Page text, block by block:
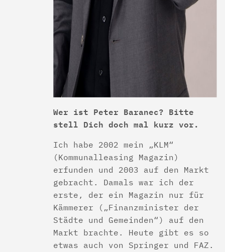
Wer ist Peter Baranec? Bitte
stell Dich doch mal kurz vor.
Ich habe 2002 mein „KLM“
(Kommunalleasing Magazin)
erfunden und 2003 auf den Markt
gebracht. Damals war ich der
erste, der ein Magazin nur für
Kämmerer („Finanzminister der
Städte und Gemeinden“) auf den
Markt brachte. Heute gibt es so
etwas auch von Springer und FAZ.